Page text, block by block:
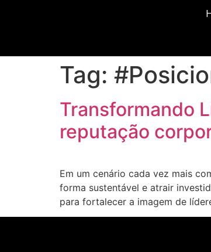
Tag:
Transformando
reputação
Em um cenário cada vez mais
forma sustentável e atrair
para fortalecer a imagem de